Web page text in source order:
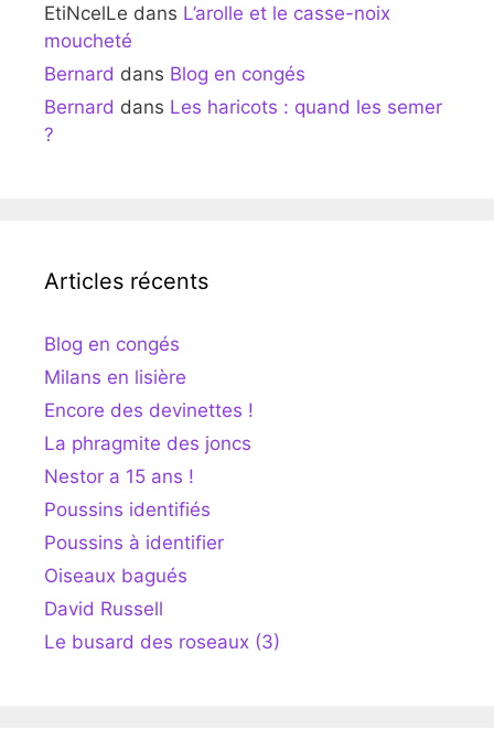
EtiNcelLe dans L’arolle et le casse-noix
moucheté
Bernard dans Blog en congés
Bernard dans Les haricots : quand les semer
?
Articles récents
Blog en congés
Milans en lisière
Encore des devinettes !
La phragmite des joncs
Nestor a 15 ans !
Poussins identifiés
Poussins à identifier
Oiseaux bagués
David Russell
Le busard des roseaux (3)